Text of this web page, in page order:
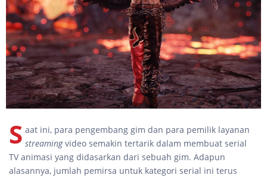
S aat ini, para pengembang gim dan para pemilik layanan
streamingvideo semakin tertarik dalam membuat serial
TV animasi yang didasarkan dari sebuah gim. Adapun
alasannya, jumlah pemirsa untuk kategori serial ini terus